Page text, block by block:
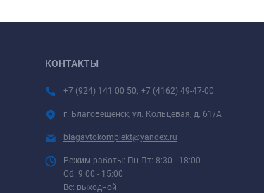
КОНТАКТЫ
+7 (924) 141 00 50; +7 (4162) 49-47-00
г. Благовещенск, ул. Кольцевая, д. 61/А
blagavtokomplekt@yandex.ru
Режим работы: Пн-Пт: 8:30 - 18:00
Сб: 9:00 - 15:00
Вс: выходной